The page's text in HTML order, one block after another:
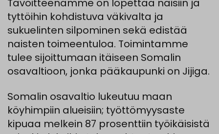
Tavoitteenamme on lopettaa naisiin ja
tyttöihin kohdistuva väkivalta ja
sukuelinten silpominen sekä edistää
naisten toimeentuloa. Toimintamme
tulee sijoittumaan itäiseen Somalin
osavaltioon, jonka pääkaupunki on Jijiga.
Somalin osavaltio lukeutuu maan
köyhimpiin alueisiin; työttömyysaste
kipuaa melkein 87 prosenttiin työikäisistä